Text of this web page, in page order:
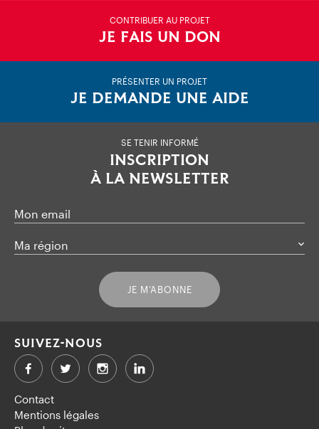
CONTRIBUER AU PROJET
JE FAIS UN DON
PRÉSENTER UN PROJET
JE DEMANDE UNE AIDE
SE TENIR INFORMÉ
INSCRIPTION
À LA NEWSLETTER
Mon email
Ma région
JE M’ABONNE
Contact
Mentions légales
SUIVEZ-NOUS
FacebookTwitter LinkedIn